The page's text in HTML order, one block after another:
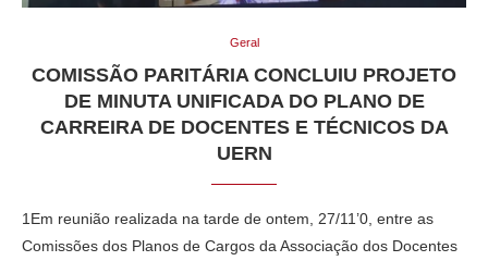
Geral
COMISSÃO PARITÁRIA CONCLUIU PROJETO
DE MINUTA UNIFICADA DO PLANO DE
CARREIRA DE DOCENTES E TÉCNICOS DA
UERN
1Em reunião realizada na tarde de ontem, 27/11’0, entre as
Comissões dos Planos de Cargos da Associação dos Docentes